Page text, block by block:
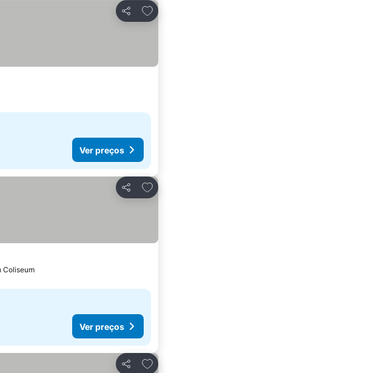
Partilhar
Adicionar aos favoritos
Ver preços
Partilhar
Adicionar aos favoritos
Coliseum
Ver preços
Partilhar
Adicionar aos favoritos